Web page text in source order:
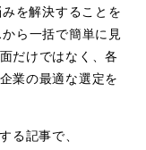
を解決することを
ら一括で簡単に見
だけではなく、各
業の最適な選定を
る記事で、